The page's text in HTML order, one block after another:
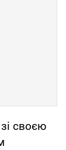
своєю